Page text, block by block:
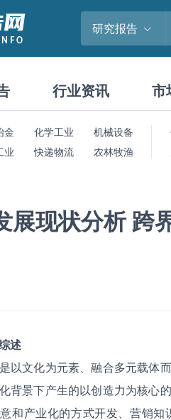
研究报告
行业资讯 市
金 化学工业
机械设备
业 快递物流 农林牧渔
展现状分析 跨
述
以文化为元素、融合多元载体
背景下产生的以创造力为核心
和产业化的方式开发、营销